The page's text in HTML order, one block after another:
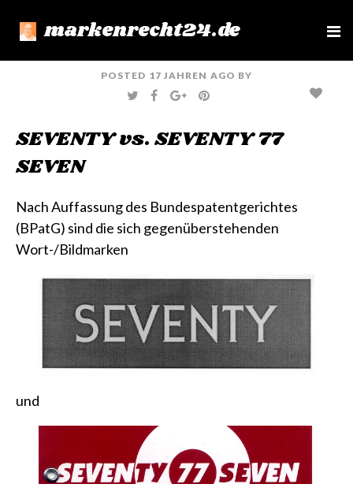
markenrecht24.de
e
POSTED 17 JAHREN AGO BY
T
W
E
F
A
O
G
O
L
E
P
I
E
R
SEVENTY vs. SEVENTY 77
SEVEN
Nach Auffassung des Bundespatentgerichtes
(BPatG) sind die sich gegenüberstehenden
Wort-/Bildmarken
und